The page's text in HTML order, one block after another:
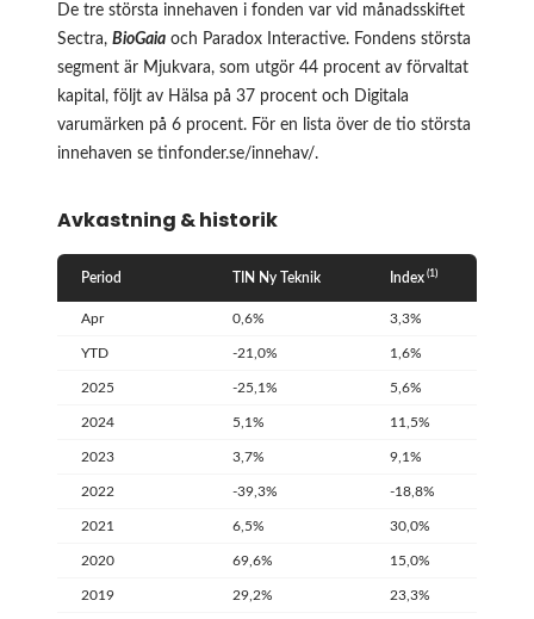
De tre största innehaven i fonden var vid månadsskiftet
Sectra, BioGaia och Paradox Interactive. Fondens största
segment är Mjukvara, som utgör 44 procent av förvaltat
kapital, följt av Hälsa på 37 procent och Digitala
varumärken på 6 procent. För en lista över de tio största
innehaven se tinfonder.se/innehav/.
Avkastning & historik
Period TIN Ny Teknik Index (1)
Apr 0,6% 3,3%
YTD -21,0% 1,6%
2025 -25,1% 5,6%
2024 5,1% 11,5%
2023 3,7% 9,1%
2022 -39,3% -18,8%
2021 6,5% 30,0%
2020 69,6% 15,0%
2019 29,2% 23,3%